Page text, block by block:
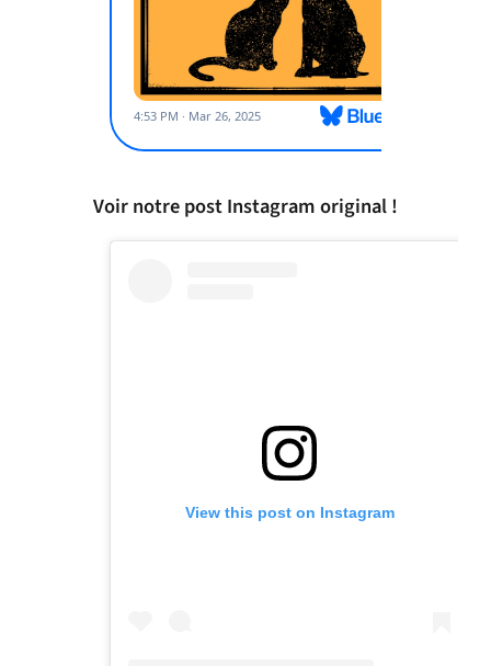
Voir notre post Instagram original !
View this post on Instagram